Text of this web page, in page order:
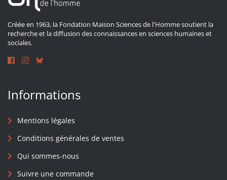
Créée en 1963, la Fondation Maison Sciences de l'Homme soutient la
recherche et la diffusion des connaissances en sciences humaines et
sociales.
Informations
Mentions légales
Conditions générales de ventes
Qui sommes-nous
Suivre une commande